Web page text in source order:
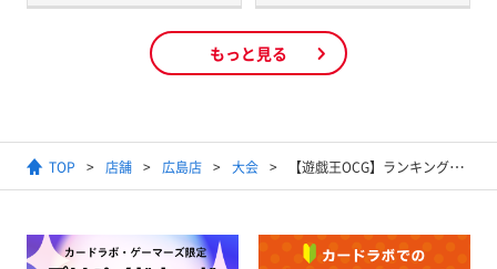
もっと見る
TOP 店舗 広島店 大会 【遊戯王OCG】ランキングデュエル（マッチ戦）